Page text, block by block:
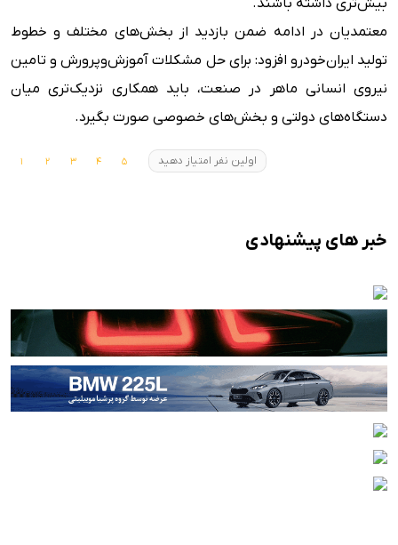
بیش‌تری داشته باشند.
معتمدیان در ادامه ضمن بازدید از بخش‌های مختلف و خطوط
تولید ایران‌خودرو افزود: برای حل مشکلات آموزش‌و‌پرورش و تامین
نیروی انسانی ماهر در صنعت، باید همکاری نزدیک‌تری میان
دستگاه‌های دولتی و بخش‌های خصوصی صورت بگیرد.
اولین نفر امتیاز دهید
خبر های پیشنهادی